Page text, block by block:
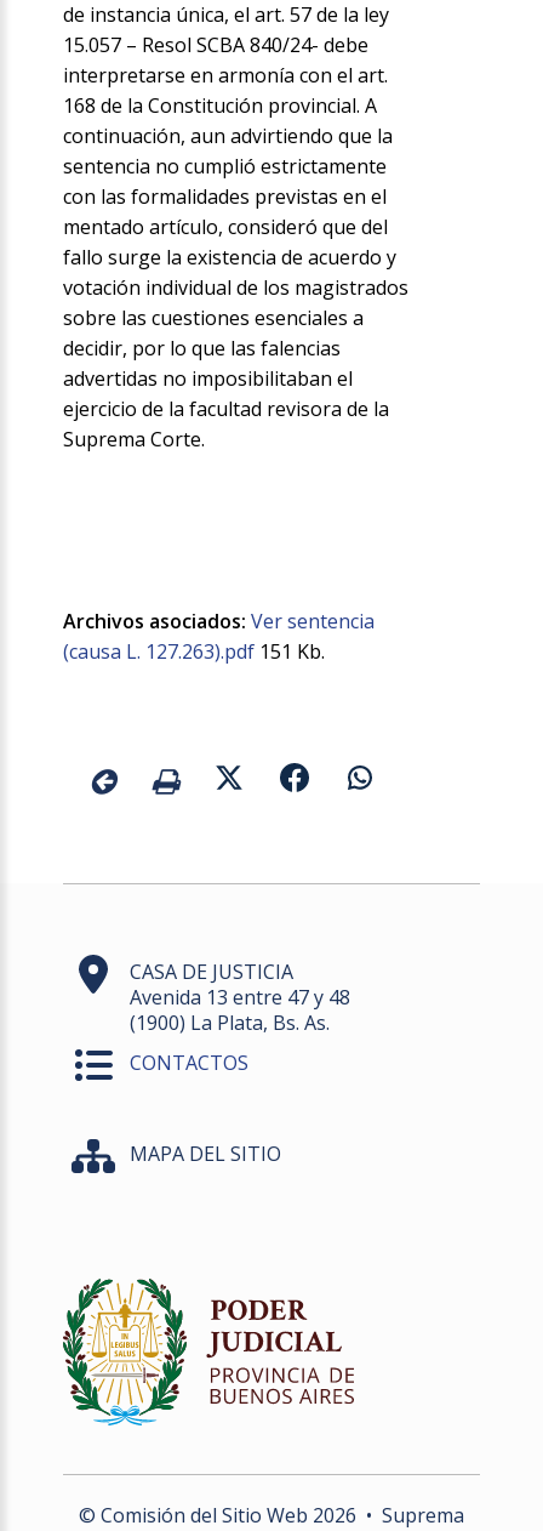
de instancia única, el art. 57 de la ley
15.057 – Resol SCBA 840/24- debe
interpretarse en armonía con el art.
168 de la Constitución provincial. A
continuación, aun advirtiendo que la
sentencia no cumplió estrictamente
con las formalidades previstas en el
mentado artículo, consideró que del
fallo surge la existencia de acuerdo y
votación individual de los magistrados
sobre las cuestiones esenciales a
decidir, por lo que las falencias
advertidas no imposibilitaban el
ejercicio de la facultad revisora de la
Suprema Corte.
Archivos asociados: Ver sentencia
(causa L. 127.263).pdf 151 Kb.
CASA DE JUSTICIA
Avenida 13 entre 47 y 48
(1900) La Plata, Bs. As.
CONTACTOS
MAPA DEL SITIO
© Comisión del Sitio Web 2026 • Suprema